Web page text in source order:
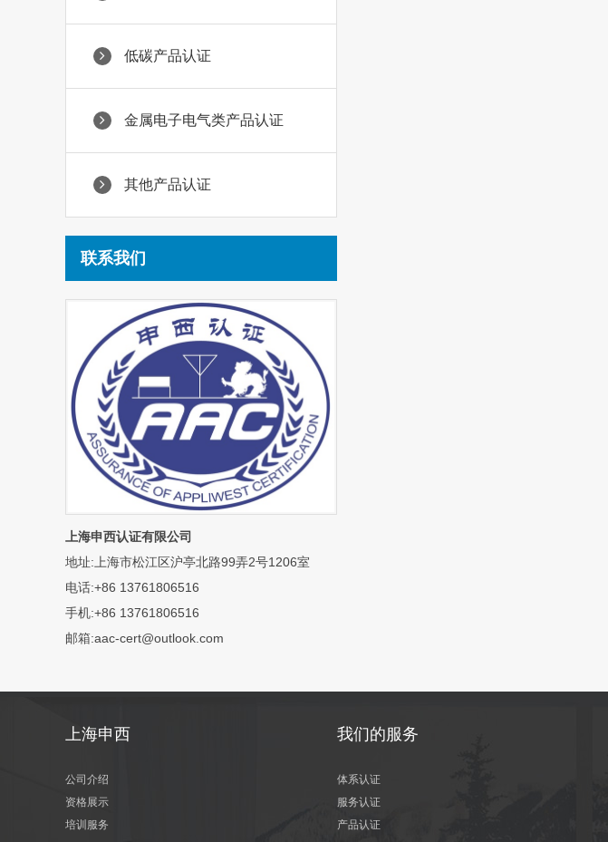
低碳产品认证
金属电子电气类产品认证
其他产品认证
联系我们
上海申西认证有限公司
地址:上海市松江区沪亭北路99弄2号1206室
电话:+86 13761806516
手机:+86 13761806516
邮箱:aac-cert@outlook.com
上海申西
公司介绍
资格展示
培训服务
我们的服务
体系认证
服务认证
产品认证